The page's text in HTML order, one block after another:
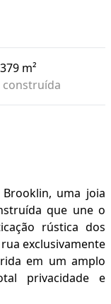
379 m²
construída
uma joia
que une o
rústica dos
exclusivamente
em um amplo
privacidade e